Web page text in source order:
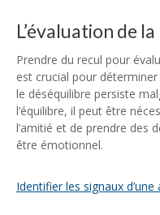
L’évaluation de
Prendre du recul pour
est crucial pour
le déséquilibre persiste
l’équilibre, il peut être
l’amitié et de prendre des
être émotionnel.
Identifier les signaux